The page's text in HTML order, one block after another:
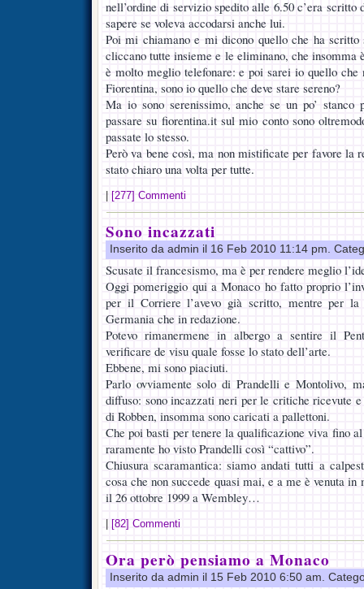
nell’ordine di servizio spedito alle 6.50 c’era scritto
sapere se voleva accodarsi anche lui.
Poi mi chiamano e mi dicono quello che ha
cliccano tutte insieme e le eliminano, che insomma
è molto meglio telefonare: e poi sarei io quello
Fiorentina, sono io quello che deve stare sereno?
Ma io sono serenissimo, anche se un po’
passare su fiorentina.it sul mio conto sono
passate lo stesso.
Però va bene così, ma non mistificate per favore la
stato chiaro una volta per tutte.
[277] Commenti
Sono incazzati
Inserito da admin il 16 Feb 2010 11:14 pm.
Scusate il francesismo, ma è per rendere meglio
Oggi pomeriggio qui a Monaco ho fatto proprio
per il Corriere l’avevo già scritto, mentre per
Germania che in redazione.
Potevo rimanermene in albergo a sentire il
verificare de visu quale fosse lo stato dell’arte.
Ebbene, mi sono piaciuti.
Parlo ovviamente solo di Prandelli e Montolivo,
diffuso: sono incazzati neri per le critiche ricevute
di Robben, insomma sono caricati a pallettoni.
Che poi basti per tenere la qualificazione viva fino
raramente ho visto Prandelli così “cattivo”.
Chiusura scaramantica: siamo andati tutti a
cosa che non succede quasi mai, e a me è venuta
il 26 ottobre 1999 a Wembley…
[82] Commenti
Ora però pensiamo a Monaco
Inserito da admin il 15 Feb 2010 6:50 am.